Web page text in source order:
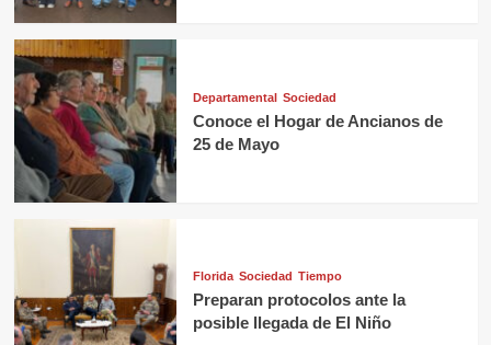
Departamental Sociedad
Conoce el Hogar de Ancianos de
25 de Mayo
Florida Sociedad Tiempo
Preparan protocolos ante la
posible llegada de El Niño